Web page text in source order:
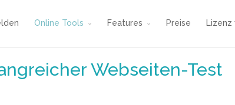
Online Tools Features Preise Lizenz
Webseiten-Test